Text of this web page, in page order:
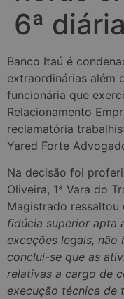
6ª diária
Banco Itaú é
extraordinárias além
funcionária que
Relacionamento
reclamatória
Yared Forte
Na decisão foi
Oliveira, 1ª Vara do
Magistrado ressaltou
fidúcia superior apta
exceções legais, não
conclui-se que as
relativas a cargo de
execução técnica de